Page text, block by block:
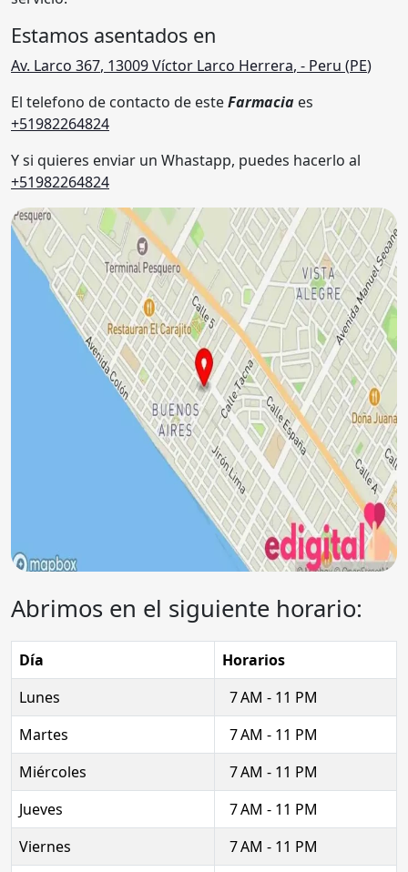
Estamos asentados en
Av. Larco 367, 13009Víctor Larco Herrera, - Peru (PE)
El telefono de contacto de esteFarmacia es
+51982264824
Y si quieres enviar un Whastapp, puedes hacerlo al
+51982264824
Abrimos en el siguiente horario:
Día
Horarios
Lunes
7 AM - 11 PM
Martes
7 AM - 11 PM
Miércoles
7 AM - 11 PM
Jueves
7 AM - 11 PM
Viernes
7 AM - 11 PM